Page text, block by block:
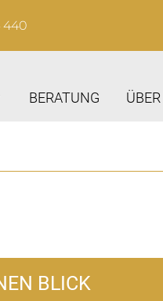
440
BERATUNG
BLICK